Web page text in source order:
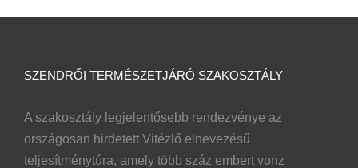
SZENDRŐI TERMÉSZETJÁRÓ SZAKOSZTÁLY
A szakosztály legjelentősebb rendezvénye az
országosan hirdetett Vitézlő elnevezésű
teljesítménytúra, amely több száz embert vonz